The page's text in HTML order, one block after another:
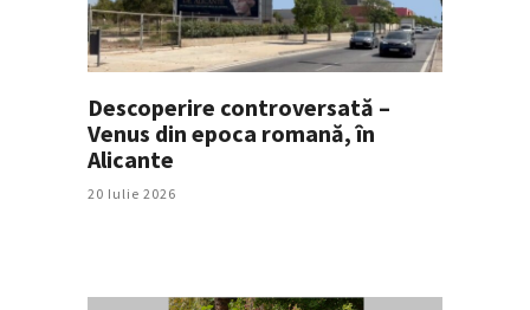
Descoperire controversată –
Venus din epoca romană, în
Alicante
20 Iulie 2026